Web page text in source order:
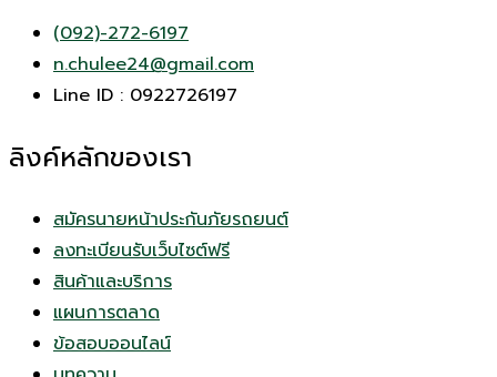
(092)-272-6197
n.chulee24@gmail.com
Line ID : 0922726197
ลิงค์หลักของเรา
สมัครนายหน้าประกันภัยรถยนต์
ลงทะเบียนรับเว็บไซต์ฟรี
สินค้าและบริการ
แผนการตลาด
ข้อสอบออนไลน์